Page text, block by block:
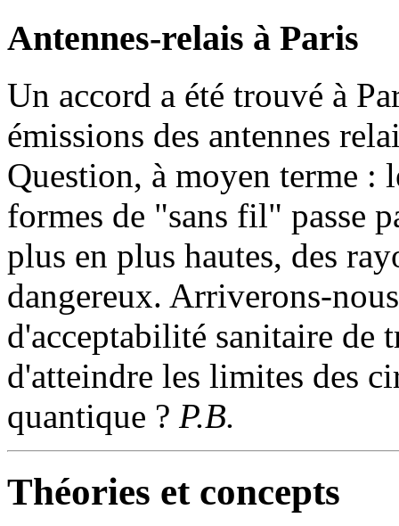
Antennes-relais à Paris
Un accord a été trouvé à
émissions des antennes
Question, à moyen terme :
formes de "sans fil" passe
plus en plus hautes, des
dangereux. Arriverons-
d'acceptabilité sanitaire de
d'atteindre les limites des
quantique ? P.B.
Théories et concepts